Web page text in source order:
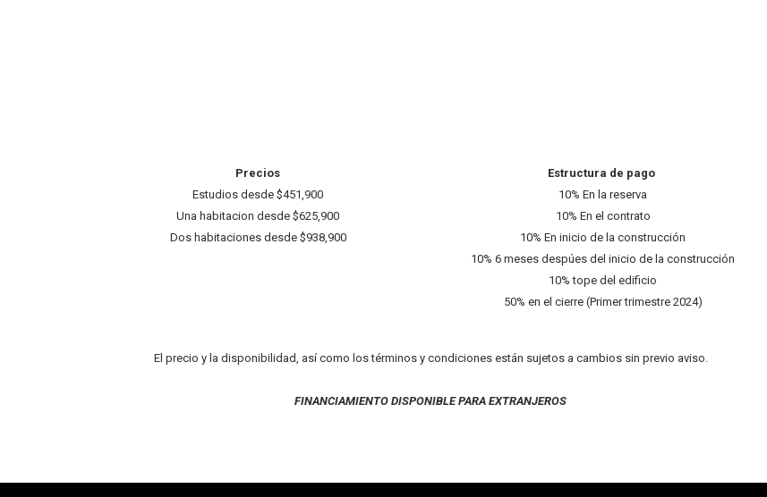
Precios
Estudios desde $451,900
Una habitacion desde $625,900
Dos habitaciones desde $938,900
Estructura de pago
10% En la reserva
10% En el contrato
10% En inicio de la construcción
10% 6 meses despúes del inicio de la construcción
10% tope del edificio
50% en el cierre (Primer trimestre 2024)
El precio y la disponibilidad, así como los términos y condiciones están sujetos a cambios sin previo aviso.
FINANCIAMIENTO DISPONIBLE PARA EXTRANJEROS